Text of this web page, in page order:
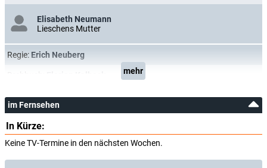
Elisabeth Neumann
Lieschens Mutter
Regie: Erich Neuberg
mehr
im Fernsehen
In Kürze:
Keine TV-Termine in den nächsten Wochen.